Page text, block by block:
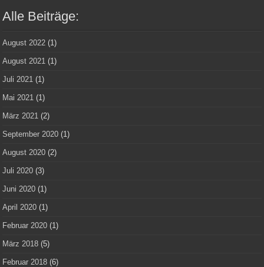
Alle Beiträge:
August 2022 (1)
August 2021 (1)
Juli 2021 (1)
Mai 2021 (1)
März 2021 (2)
September 2020 (1)
August 2020 (2)
Juli 2020 (3)
Juni 2020 (1)
April 2020 (1)
Februar 2020 (1)
März 2018 (5)
Februar 2018 (6)